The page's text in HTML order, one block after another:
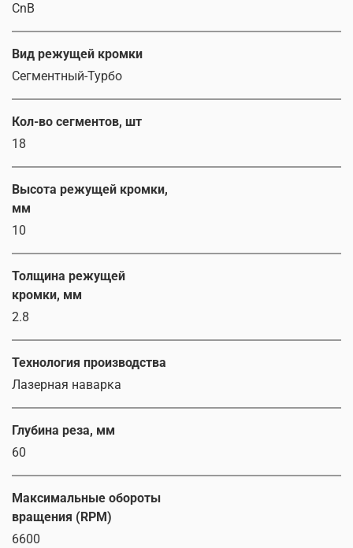
CnB
Вид режущей кромки
Сегментный-Турбо
Кол-во сегментов, шт
18
Высота режущей кромки,
мм
10
Толщина режущей
кромки, мм
2.8
Технология производства
Лазерная наварка
Глубина реза, мм
60
Максимальные обороты
вращения (RPM)
6600